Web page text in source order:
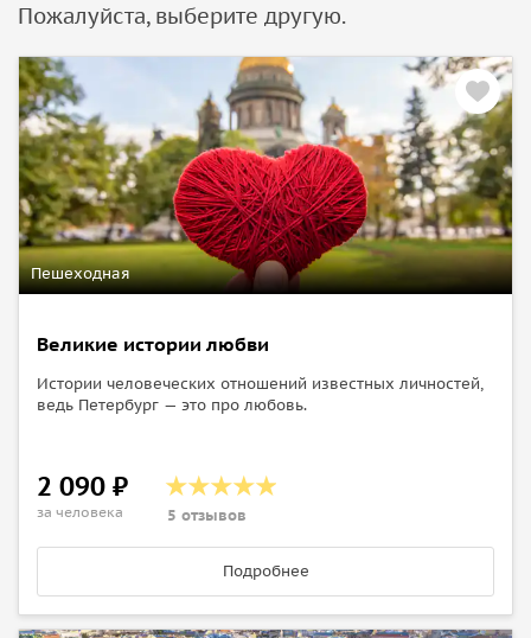
Пожалуйста, выберите другую.
Пешеходная
Великие истории любви
Истории человеческих отношений известных личностей,
ведь Петербург — это про любовь.
2 090 ₽
за человека 5 отзывов
Подробнее